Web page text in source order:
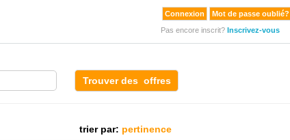
Connexion
Mot de passe oublié?
Pas encore inscrit? Inscrivez-vous
Trouver des offres
trier par: pertinence